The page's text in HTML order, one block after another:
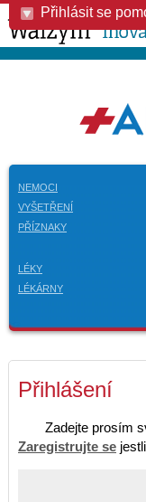
Přihlásit se
NEMOCI
VYŠETŘENÍ
PŘÍZNAKY
LÉKY
LÉKÁRNY
Přihlášení
Zadejte prosím
Zaregistrujte se